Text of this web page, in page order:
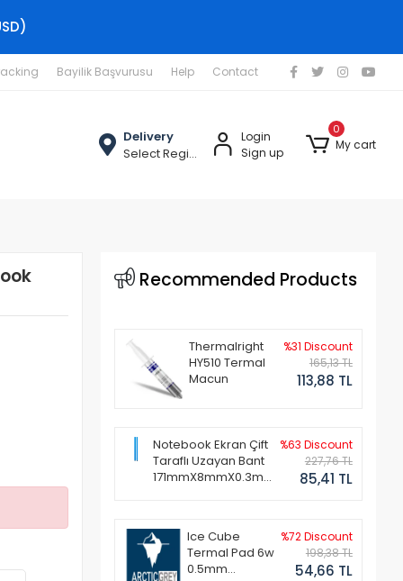
Bayilik Başvurusu Help Contact
Delivery
Select Region
Login
Sign up
0
My cart
Recommended Products
Thermalright
HY510 Termal
Macun
%31 Discount
165,13 TL
113,88 TL
Notebook Ekran Çift
Taraflı Uzayan Bant
171mmX8mmX0.3mm
%63 Discount
227,76 TL
85,41 TL
Ice Cube
Termal Pad 6w
0.5mm
%72 Discount
198,38 TL
54,66 TL